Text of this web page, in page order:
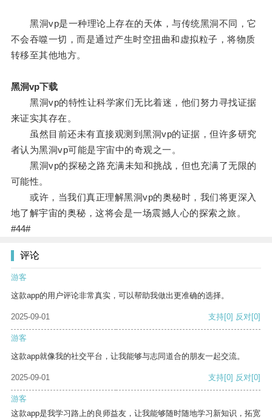
黑洞vp是一种理论上存在的天体，与传统黑洞不同，它
不会吞噬一切，而是通过产生时空扭曲和虚拟粒子，将物质
转移至其他地方。
黑洞vp下载
黑洞vp的特性让科学家们无比着迷，他们努力寻找证据
来证实其存在。
虽然目前还未有直接观测到黑洞vp的证据，但许多研究
者认为黑洞vp可能是宇宙中的奇观之一。
黑洞vp的探秘之路充满未知和挑战，但也充满了无限的
可能性。
或许，当我们真正理解黑洞vp的奥秘时，我们将更深入
地了解宇宙的奥秘，这将会是一场震撼人心的探索之旅。
#44#
评论
游客
这款app的用户评论非常真实，可以帮助我做出更准确的选择。
2025-09-01 支持[0] 反对[0]
游客
这款app就像我的社交平台，让我能够与志同道合的朋友一起交流。
2025-09-01 支持[0] 反对[0]
游客
这款app是我学习路上的良师益友，让我能够随时随地学习新知识，拓宽